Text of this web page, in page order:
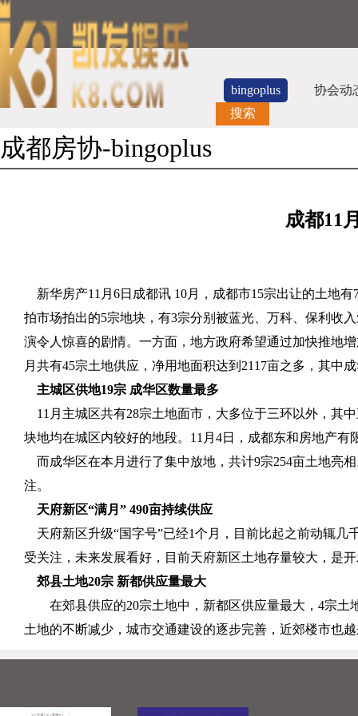
bingoplus
协会动
搜索
成都房协-bingoplus
成都11
新华房产11 月 6日成都讯 10月，成都市15宗出让的土地有
拍市场拍出的5宗地块，有3宗分别被蓝光、万科、保利收
演令人惊喜的剧情。一方面，地方政府希望通过加快推地
月共有45宗土地供应，净用地面积达到 2117亩之多，其中
主城区供地19宗 成华区数量最多
11 月主城区共有28宗土地面市，大多位于三环以外，其
块地均在城区内较好的地段。 11 月 4日，成都东和房地产有
而成华区在本月进行了集中放地，共计9宗254亩土地亮
注。
天府新区“满月” 490亩持续供应
天府新区升级“国字号”已经1个月，目前比起之前动辄几
受关注，未来发展看好，目前天府新区土地存量较大，是
郊县土地20宗 新都供应量最大
在郊县供应的20宗土地中，新都区供应量最大， 4宗土
土地的不断减少，城市交通建设的逐步完善，近郊楼市也